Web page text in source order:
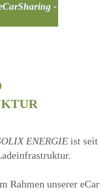
-
ENERGIE ist
Rahmen unserer